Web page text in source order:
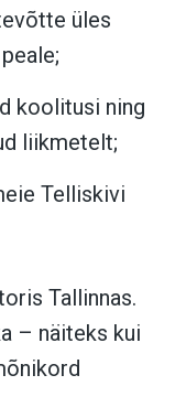
üles
koolitusi ning
liikmetelt;
Telliskivi
Tallinnas.
– näiteks kui